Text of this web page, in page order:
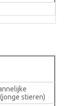
stieren)